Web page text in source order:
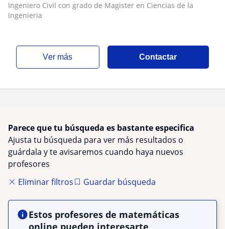
Ingeniero Civil con grado de Magister en Ciencias de la
Ingenieria
ver más Contactar
Parece que tu búsqueda es bastante especifica
Ajusta tu búsqueda para ver más resultados o
guárdala y te avisaremos cuando haya nuevos
profesores
Eliminar filtros
Guardar búsqueda
Estos profesores de matemáticas
online pueden interesarte